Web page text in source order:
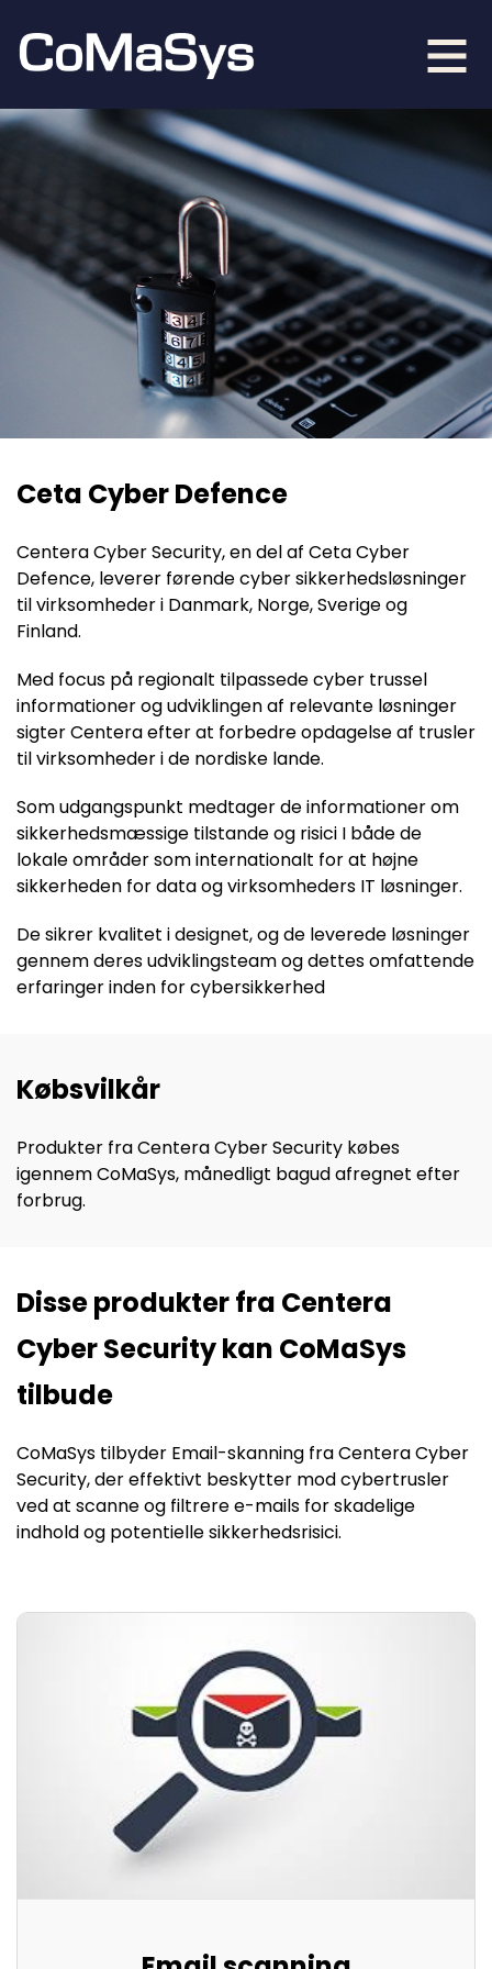
Ceta Cyber Defence
CenteraCyberSecurity, en del af CetaCyber
Defence, leverer førendecybersikkerhedsløsninger
til virksomheder i Danmark, Norge, Sverige og
Finland.
Med focus på regionalt tilpassedecyber trussel
informationer og udviklingen af relevante løsninger
sigterCenteraefterat forbedre opdagelse af trusler
til virksomheder i de nordiske lande.
Som udgangspunkt medtager de informationer om
sikkerhedsmæssige tilstandeog risici I både de
lokale områder som internationalt for at højne
sikkerheden for data og virksomheders IT løsninger.
De sikrer kvalitet i designet, og de leverede løsninger
gennem deres udviklingsteam og dettes omfattende
erfaringer inden forcybersikkerhed
Købsvilkår
Produkter fraCenteraCyberSecurity købes
igennemCoMaSys, månedligt bagud afregnet efter
forbrug.
Disse produkter fra Centera
Cyber Security kan CoMaSys
tilbude
CoMaSys tilbyder Email-skanning fra Centera Cyber
Security, der effektivt beskytter mod cybertrusler
ved at scanne og filtrere e-mails for skadelige
indhold og potentielle sikkerhedsrisici.